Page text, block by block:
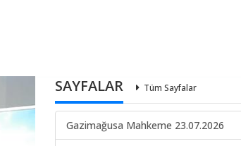
SAYFALAR Tüm Sayfalar
Gazimağusa Mahkeme 23.07.2026